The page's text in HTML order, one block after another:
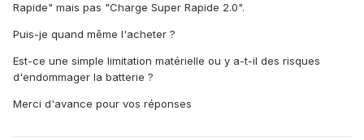
Rapide" mais pas "Charge Super Rapide 2.0".
Puis-je quand même l'acheter ?
Est-ce une simple limitation matérielle ou y a-t-il des risques
d'endommager la batterie ?
Merci d'avance pour vos réponses